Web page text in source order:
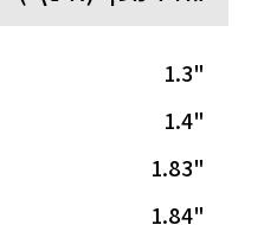
"1.3
"1.4
"1.83
"1.84